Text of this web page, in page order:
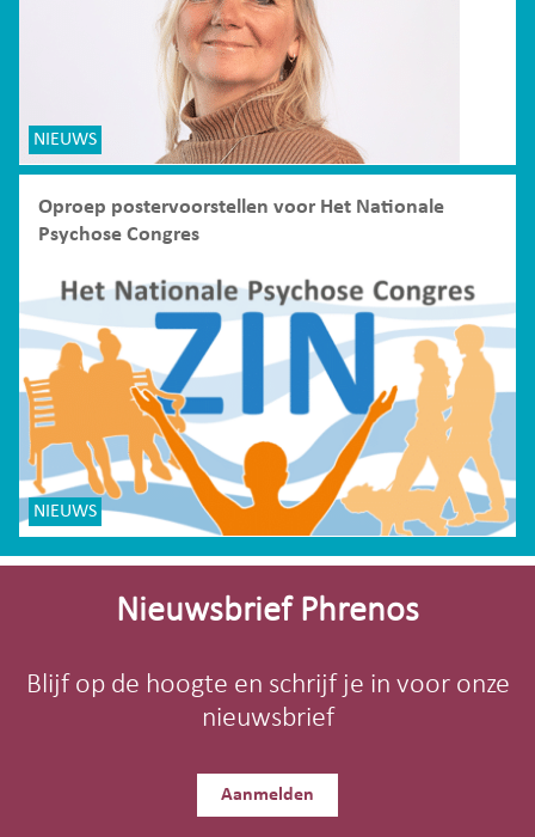
NIEUWS
Oproep postervoorstellen voor Het Nationale
Psychose Congres
NIEUWS
Site-
Nieuwsbrief Phrenos
Blijf op de hoogte en schrijf je in voor onze
nieuwsbrief
Aanmelden